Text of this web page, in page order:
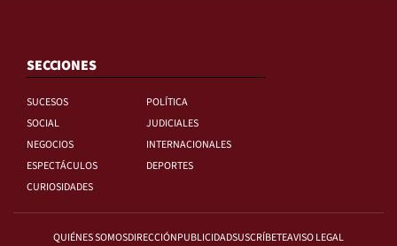
SECCIONES
SUCESOS
POLÍTICA
SOCIAL
JUDICIALES
NEGOCIOS
INTERNACIONALES
ESPECTÁCULOS
DEPORTES
CURIOSIDADES
QUIÉNES SOMOSDIRECCIÓNPUBLICIDADSUSCRÍBETEAVISO LEGAL